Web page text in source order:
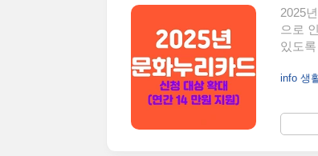
2025
으로
있도
는 제
카드
층의
info 생